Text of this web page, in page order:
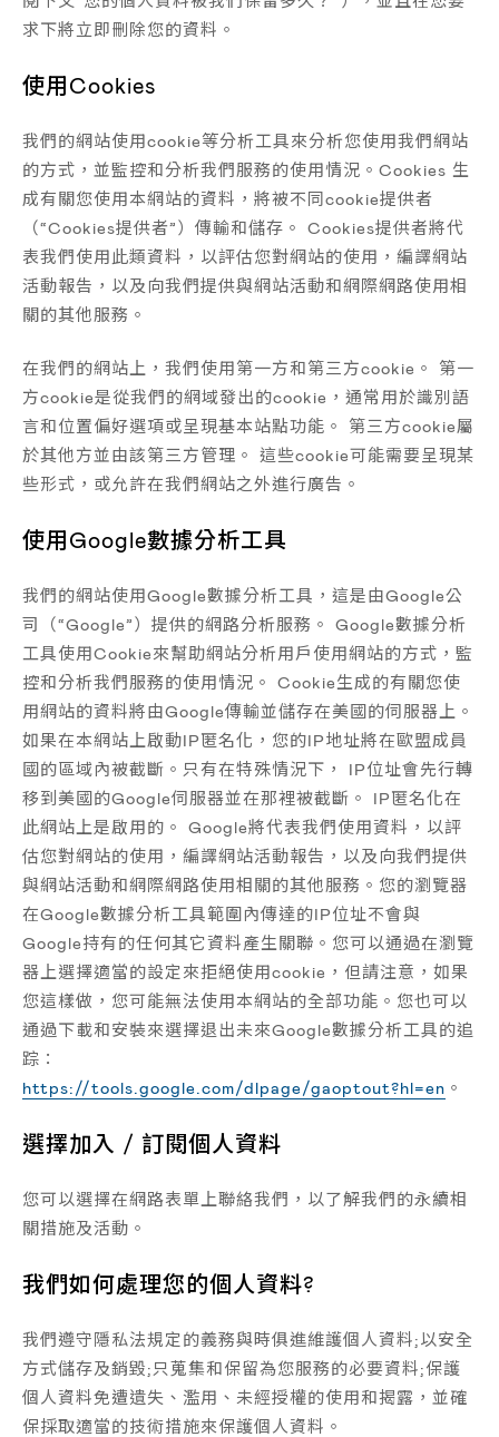
求下將立即刪除您的資料。
使用Cookies
我們的網站使用cookie等分析工具來分析您使用我們網站
的方式，並監控和分析我們服務的使用情況。Cookies 生
成有關您使用本網站的資料，將被不同cookie提供者
（“Cookies提供者”）傳輸和儲存。 Cookies提供者將代
表我們使用此類資料，以評估您對網站的使用，編譯網站
活動報告，以及向我們提供與網站活動和網際網路使用相
關的其他服務。
在我們的網站上，我們使用第一方和第三方cookie。 第一
方cookie是從我們的網域發出的cookie，通常用於識別語
言和位置偏好選項或呈現基本站點功能。 第三方cookie屬
於其他方並由該第三方管理。 這些cookie可能需要呈現某
些形式，或允許在我們網站之外進行廣告。
使用Google數據分析工具
我們的網站使用Google數據分析工具，這是由Google公
司（“Google”）提供的網路分析服務。 Google數據分析
工具使用Cookie來幫助網站分析用戶使用網站的方式，監
控和分析我們服務的使用情況。 Cookie生成的有關您使
用網站的資料將由Google傳輸並儲存在美國的伺服器上。
如果在本網站上啟動IP匿名化，您的IP地址將在歐盟成員
國的區域內被截斷。只有在特殊情況下， IP位址會先行轉
移到美國的Google伺服器並在那裡被截斷。 IP匿名化在
此網站上是啟用的。 Google將代表我們使用資料，以評
估您對網站的使用，編譯網站活動報告，以及向我們提供
與網站活動和網際網路使用相關的其他服務。您的瀏覽器
在Google數據分析工具範圍內傳達的IP位址不會與
Google持有的任何其它資料產生關聯。您可以通過在瀏覽
器上選擇適當的設定來拒絕使用cookie，但請注意，如果
您這樣做，您可能無法使用本網站的全部功能。您也可以
通過下載和安裝來選擇退出未來Google數據分析工具的追
踪：
https://tools.google.com/dlpage/gaoptout?hl=en 。
選擇加入 / 訂閱個人資料
您可以選擇在網路表單上聯絡我們，以了解我們的永續相
關措施及活動。
我們如何處理您的個人資料?
我們遵守隱私法規定的義務與時俱進維護個人資料;以安全
方式儲存及銷毀;只蒐集和保留為您服務的必要資料;保護
個人資料免遭遺失、濫用、未經授權的使用和揭露，並確
保採取適當的技術措施來保護個人資料。